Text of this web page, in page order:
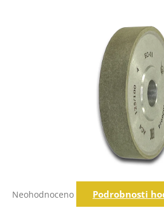
hodnocení
Neohodnoceno Podrobnosti
í